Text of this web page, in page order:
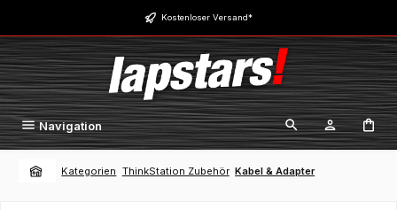
Zum Hauptinhalt springen Kostenloser Versand*
Navigation
Kategorien ThinkStation Zubehör Kabel & Adapter